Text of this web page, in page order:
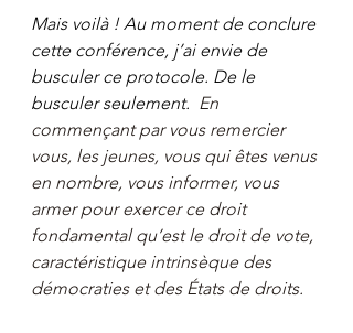
Mais voilà ! Au moment de conclure
cette conférence, j’ai envie de
busculer ce protocole. De le
busculer seulement. En
commençant par vous remercier
vous, les jeunes, vous qui êtes venus
en nombre, vous informer, vous
armer pour exercer ce droit
fondamental qu’est le droit de vote,
caractéristique intrinsèque des
démocraties et des États de droits.